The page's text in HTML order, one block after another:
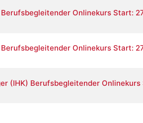
Onlinekurs Start:
Onlinekurs Start:
(IHK) Berufsbegleitender